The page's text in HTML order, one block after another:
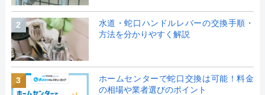
2
水道・蛇口ハンドルレバーの交換手順・
方法を分かりやすく解説
3
ホームセンターで蛇口交換は可能！料金
の相場や業者選びのポイント